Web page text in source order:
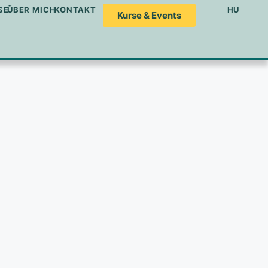
ÜBER MICHKONTAKT Kurse & Events HU